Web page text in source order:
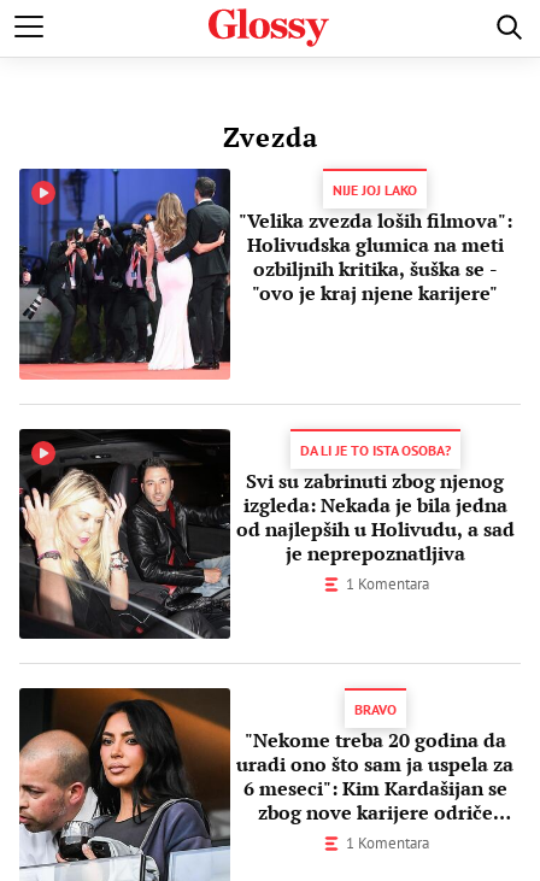
POZNATI MODA I LEPOTA ZDRAVI I SREĆNI LJUBAV
Zvezda
NIJE JOJ LAKO
"Velika zvezda loših filmova":
Holivudska glumica na meti
ozbiljnih kritika, šuška se -
"ovo je kraj njene karijere"
DA LI JE TO ISTA OSOBA?
Svi su zabrinuti zbog njenog
izgleda: Nekada je bila jedna
od najlepših u Holivudu, a sad
je neprepoznatljiva
1 Komentara
BRAVO
"Nekome treba 20 godina da
uradi ono što sam ja uspela za
6 meseci": Kim Kardašijan se
zbog nove karijere odriče
slave?
1 Komentara